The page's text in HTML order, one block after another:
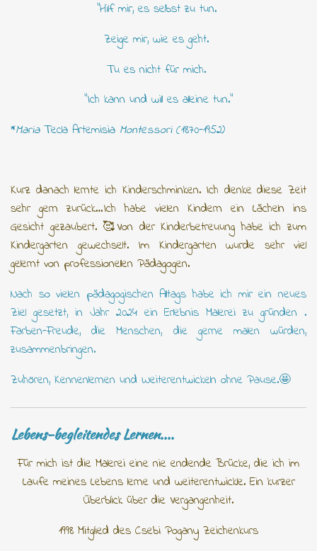
"Hilf mir, es selbst zu tun.
Zeige mir, wie es geht.
Tu es nicht für mich.
"Ich kann und will es alleine tun."
*MariaTecla Artemisia Montessori(1870-1952)
Kurz danach lernte ich Kinderschminken. Ich denke diese Zeit
sehr gern zurück…Ich habe vielen Kindern ein Lächeln ins
Gesicht gezaubert. 🥰Von der Kinderbetreuung habe ich zum
Kindergarten gewechselt. Im Kindergarten wurde sehr viel
gelernt von professionellen Pädagogen.
Nach so vielen pädagogischen Alltags habe ich mir ein neues
Ziel gesetzt, in Jahr 2024 ein Erlebnis Malerei zu gründen .
Farben-Freude, die Menschen, die gerne malen würden,
zusammenbringen.
Zuhören, Kennenlernen und Weiterentwickeln ohne Pause.🤩
Lebens-begleitendes Lernen....
Für mich ist die Malerei eine nie endende Brücke, die ich im
Laufe meines Lebens lerne und weiterentwickle. Ein kurzer
Überblick über die Vergangenheit.
1998 Mitglied des Csebi Pogany Zeichenkurs